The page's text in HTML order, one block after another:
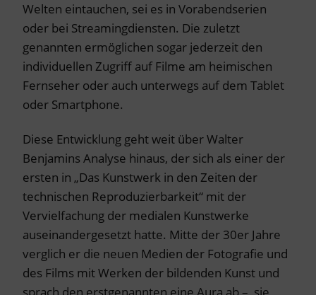
Welten eintauchen, sei es in Vorabendserien
oder bei Streamingdiensten. Die zuletzt
genannten ermöglichen sogar jederzeit den
individuellen Zugriff auf Filme am heimischen
Fernseher oder auch unterwegs auf dem Tablet
oder Smartphone.
Diese Entwicklung geht weit über Walter
Benjamins Analyse hinaus, der sich als einer der
ersten in „Das Kunstwerk in den Zeiten der
technischen Reproduzierbarkeit“ mit der
Vervielfachung der medialen Kunstwerke
auseinandergesetzt hatte. Mitte der 30er Jahre
verglich er die neuen Medien der Fotografie und
des Films mit Werken der bildenden Kunst und